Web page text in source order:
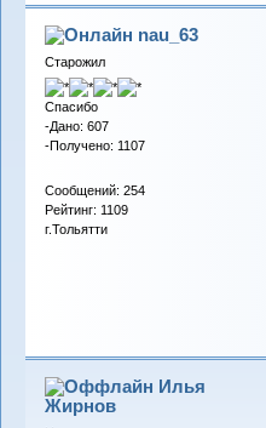
nau_63
Старожил
Спасибо
-Дано: 607
-Получено: 1107
Сообщений: 254
Рейтинг: 1109
г.Тольятти
Илья
Жирнов